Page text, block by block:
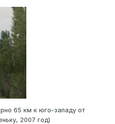
65 км к юго-западу от
2007 год)